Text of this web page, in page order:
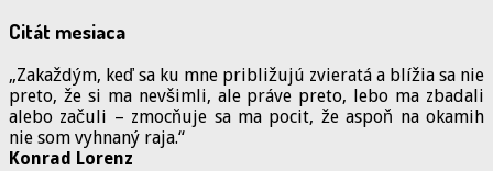
Citát mesiaca
„Zakaždým, keď sa ku mne približujú zvieratá a blížia sa nie
preto, že si ma nevšimli, ale práve preto, lebo ma zbadali
alebo začuli – zmocňuje sa ma pocit, že aspoň na okamih
nie som vyhnaný raja.“
Konrad Lorenz